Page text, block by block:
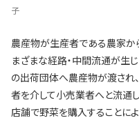
子
農産物が生産者である農家か
まざまな経路・中間流通が生
の出荷団体へ農産物が渡され
者を介して小売業者へと流通
店舗で野菜を購入することによ